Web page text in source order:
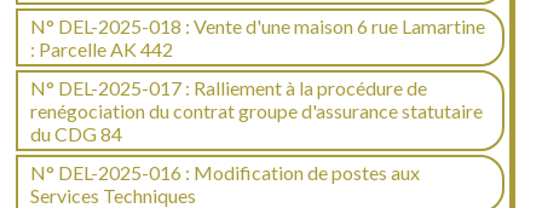
N° DEL-2025-018 : Vente d'une maison 6 rue Lamartine
: Parcelle AK 442
N° DEL-2025-017 : Ralliement à la procédure de
renégociation du contrat groupe d'assurance statutaire
du CDG 84
N° DEL-2025-016 : Modification de postes aux
Services Techniques